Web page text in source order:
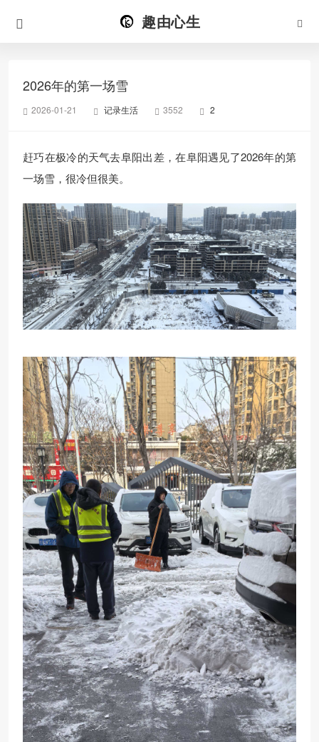
趣由心生
2026年的第一场雪
2026-01-21 记录生活 3552 2
赶巧在极冷的天气去阜阳出差，在阜阳遇见了2026年的第
一场雪，很冷但很美。